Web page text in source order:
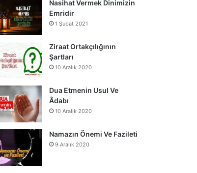
o
o
k
b
g
a
Nasihat Vermek Dinimizin
Emridir
1 Şubat 2021
Ziraat Ortakçılığının
Şartları
10 Aralık 2020
Dua Etmenin Usul Ve
Âdabı
10 Aralık 2020
Namazın Önemi Ve Fazileti
9 Aralık 2020